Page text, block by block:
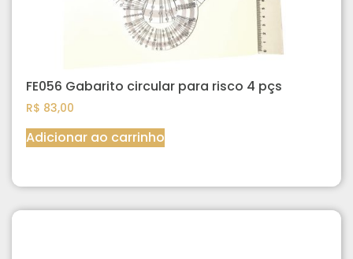
FE056 Gabarito circular para risco 4 pçs
R$ 83,00
Adicionar ao carrinho